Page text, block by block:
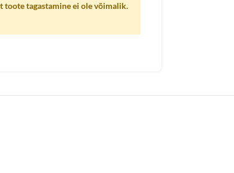
toote tagastamine ei ole võimalik.